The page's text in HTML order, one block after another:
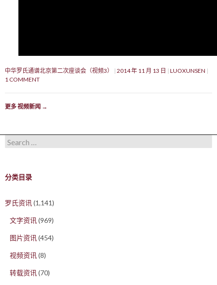
中华罗氏通谱北京第二次座谈会（视频3） 2014 年 11 月 13 日
LUOXUNSEN
1 COMMENT
更多 视频新闻 →
Search for:
分类目录
罗氏资讯(1,141)
文字资讯(969)
图片资讯(454)
视频资讯(8)
转载资讯(70)